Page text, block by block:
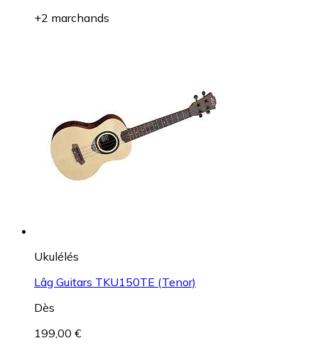
+2 marchands
Ukulélés
Lâg Guitars TKU150TE (Tenor)
Dès
199,00 €